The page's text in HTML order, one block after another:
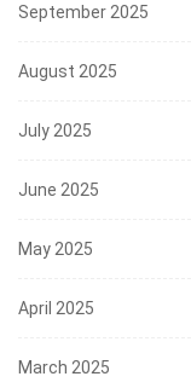
September 2025
August 2025
July 2025
June 2025
May 2025
April 2025
March 2025